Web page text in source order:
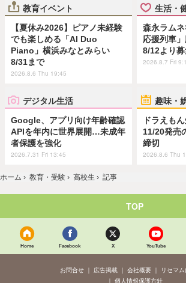
教育イベント
【夏休み2026】ピアノ未経験
でも楽しめる「AI Duo
Piano」横浜みなとみらい
8/31まで
2026.8.6 Thu 19:45
生活・
森永ラム
応援列車
8/12より
2026.8.7 Fri
デジタル生活
Google、アプリ向け年齢確認
APIを年内に世界展開…未成年
者保護を強化
2026.7.31 Fri 13:45
趣味・
ドラえも
11/20発売
締切
2026.8.6 Thu
ホーム › 教育・受験 › 高校生 › 記事
TOP
Home Facebook X YouTube
お問合せ 広告掲載 会社概要
リセマ
個人情報保護方針